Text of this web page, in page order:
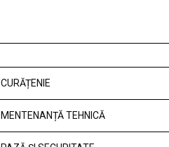
CURĂȚENIE
MENTENANȚĂ TEHNICĂ